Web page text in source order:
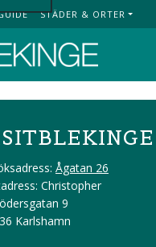
STÄDER & ORTER
Ågatan 26
Christopher
9
Karlshamn